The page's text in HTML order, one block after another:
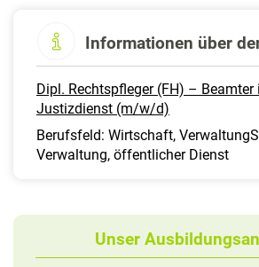
Informationen über
Dipl. Rechtspfleger (FH) – Beamter
Justizdienst (m/w/d)
Berufsfeld: Wirtschaft,
Verwaltung, öffentlicher Dienst
Unser